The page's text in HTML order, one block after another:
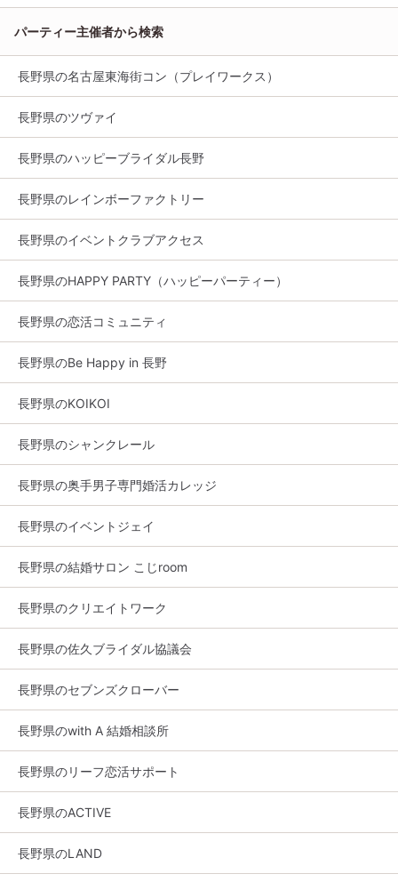
パーティー主催者から検索
長野県の名古屋東海街コン（プレイワークス）
長野県のツヴァイ
長野県のハッピーブライダル長野
長野県のレインボーファクトリー
長野県のイベントクラブアクセス
長野県のHAPPY PARTY（ハッピーパーティー）
長野県の恋活コミュニティ
長野県のBe Happy in 長野
長野県のKOIKOI
長野県のシャンクレール
長野県の奥手男子専門婚活カレッジ
長野県のイベントジェイ
長野県の結婚サロン こじroom
長野県のクリエイトワーク
長野県の佐久ブライダル協議会
長野県のセブンズクローバー
長野県のwith A 結婚相談所
長野県のリーフ恋活サポート
長野県のACTIVE
長野県のLAND